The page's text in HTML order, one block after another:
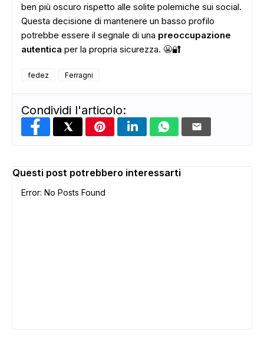
ADS
ben più oscuro rispetto alle solite polemiche sui social.
Questa decisione di mantenere un basso profilo
potrebbe essere il segnale di una preoccupazione
autentica per la propria sicurezza. 😬🔐
fedez Ferragni
Condividi l'articolo:
Questi post potrebbero interessarti
Error: No Posts Found